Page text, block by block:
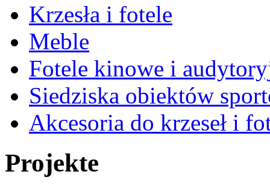
Krzesła i fotele
Meble
Fotele kinowe i
Siedziska obiektów
Akcesoria do krzeseł i
Projekte